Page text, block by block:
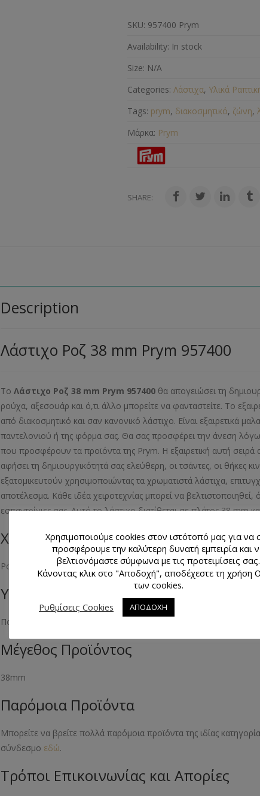
SKU: 957400 Prym
Availability: In stock
Size: N/A
Categories: Λάστιχα, Υλικά
Tags: prym, διακοσμητικό, ζώνη,
Μάρκα: Prym
SHARE:
Description
Λάστιχο Ροζ 38 mm Prym 957400
To Λάστιχο Ροζ 38 mm Prym 957400 θα απογειώσει τη
ρούχα, αξεσουάρ και ό,τι άλλο μπορείτε να φανταστείτε. Το
από διακοσμητικό και σαν κανονικό λάστιχο. Είναι εξαιρετικά
παντελονιού ή της φόρμα σας. Θα σας προσφέρει την άνεση
που προσφέρουν τα προϊόντα της Prym. Η εξαιρετική αυτή
αφήσει τη δημιουργικότητά σας ελεύθερη, οι τσάντες, οι
εξατομικευτούν χρησιμοποιώντας τα χρωματιστά λάστιχα,
αποτέλεσμα. Κάθε ιδέα χειροτεχνίας μπορεί να
εσπαντρίγιες σας. Αυτό το λάστιχο διατίθεται σε πλάτος 38 mm
Χρώμα Προϊόντος
Ροζ
Υλικό Προϊόντος
Πολυέστερ
Μέγεθος Προϊόντος
38mm
Παρόμοια Προϊόντα
Μπορείτε να βρείτε πολλά παρόμοια προϊόντα της ιδίας
σύνδεσμο εδώ.
Τρόποι Επικοινωνίας και Απορίες
Χρησιμοποιούμε cookies στον ιστότοπό μας για να
προσφέρουμε την καλύτερη δυνατή εμπειρία και
βελτιονόμαστε σύμφωνα με τις προτειμίσεις σας.
Κάνοντας κλικ στο "Αποδοχή", αποδέχεστε τη χρήση
των cookies.
Ρυθμίσεις Cookies
ΑΠΟΔΟΧΗ